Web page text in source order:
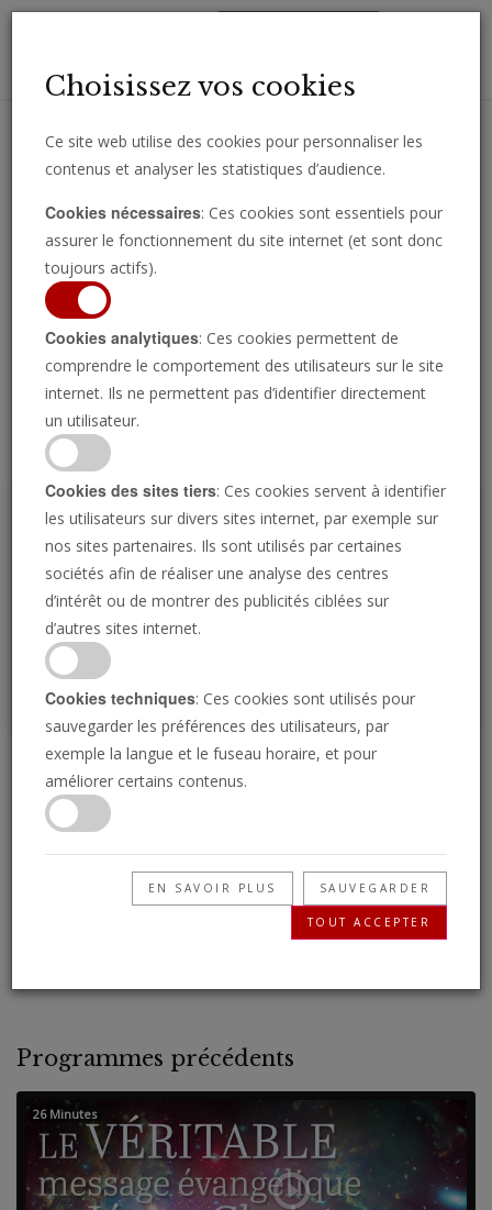
importantes directement par e-mail.
Regarder l’émission
P
L'oeil International 11
septembre 2024
11/09/2024 • 3 Minutes
La Trompette : les nouvelles de demain,
Programmes précédents
26 Minutes
Choisissez vos cookies
Ce site web utilise des cookies pour personnaliser les
contenus et analyser les statistiques d’audience.
Cookies nécessaires: Ces cookies sont essentiels pour
assurer le fonctionnement du site internet (et sont donc
toujours actifs).
Cookies analytiques: Ces cookies permettent de
comprendre le comportement des utilisateurs sur le site
internet. Ils ne permettent pas d’identifier directement
un utilisateur.
Cookies des sites tiers: Ces cookies servent à identifier
les utilisateurs sur divers sites internet, par exemple sur
nos sites partenaires. Ils sont utilisés par certaines
sociétés afin de réaliser une analyse des centres
d’intérêt ou de montrer des publicités ciblées sur
d’autres sites internet.
Cookies techniques: Ces cookies sont utilisés pour
sauvegarder les préférences des utilisateurs, par
exemple la langue et le fuseau horaire, et pour
améliorer certains contenus.
EN SAVOIR PLUS SAUVEGARDER
TOUT ACCEPTER